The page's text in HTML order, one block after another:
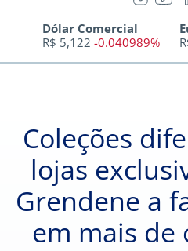
Dólar Comercial
R$ 5,122 -0.040989%
Coleções
lojas
Grendene a
em mais de